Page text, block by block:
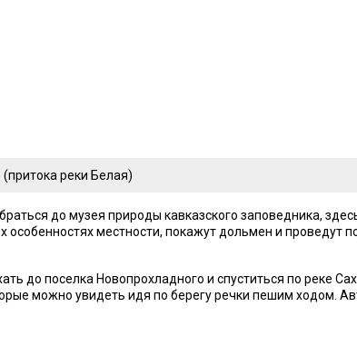
реки Белая)
до музея природы кавказского заповедника,
особенностях местности, покажут дольмен и проведут
до поселка Новопрохладного и спуститься по реке
можно увидеть идя по берегу речки пешим ходом.